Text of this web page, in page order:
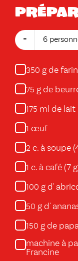
- 6
350 g de
75 g de
175 ml de lait
1 œuf
2 c. à soupe
1 c. à café (7
100 g d'
50 g d'
150 g de
machine à
Francine